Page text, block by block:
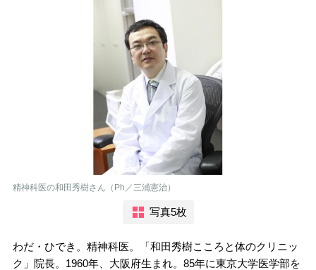
精神科医の和田秀樹さん（Ph／三浦憲治）
写真5枚
わだ・ひでき。精神科医。「和田秀樹こころと体のクリニッ
ク」院長。1960年、大阪府生まれ。85年に東京大学医学部を